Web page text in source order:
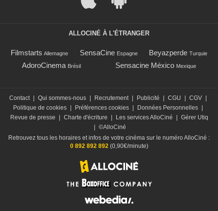
ALLOCINÉ À L'ÉTRANGER
Filmstarts Allemagne SensaCine Espagne Beyazperde Turquie
AdoroCinema Brésil Sensacine México Mexique
Contact Qui sommes-nous Recrutement Publicité CGU CGV
Politique de cookies
Préférences cookies Données Personnelles
Revue de presse
Charte d'écriture Les services AlloCiné
Gérer Utiq
©AlloCiné
Retrouvez tous les horaires et infos de votre cinéma sur le numéro AlloCiné :
0 892 892 892(0,90€/minute)